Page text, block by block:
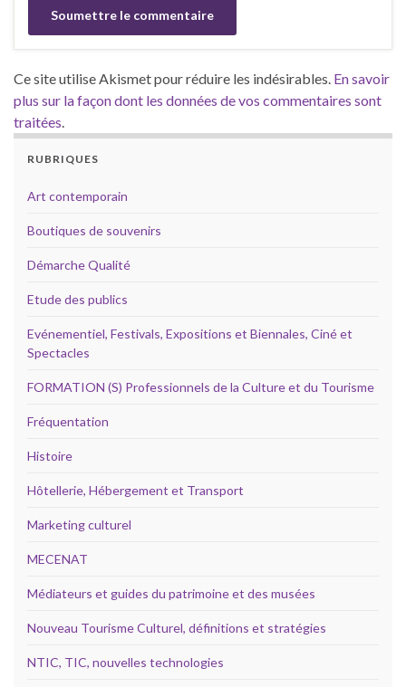
Ce site utilise Akismet pour réduire les indésirables. En savoir
plus sur la façon dont les données de vos commentaires sont
traitées
RUBRIQUES
Art contemporain
Boutiques de souvenirs
Démarche Qualité
Etude des publics
Evénementiel, Festivals, Expositions et Biennales, Ciné et
Spectacles
FORMATION (S) Professionnels de la Culture et du Tourisme
Fréquentation
Histoire
Hôtellerie, Hébergement et Transport
Marketing culturel
MECENAT
Médiateurs et guides du patrimoine et des musées
Nouveau Tourisme Culturel, définitions et stratégies
NTIC, TIC, nouvelles technologies